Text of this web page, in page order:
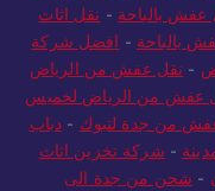
عفش بالباحة - نقل اثاث
بالباحة - افضل شركة
- نقل عفش من الرياض
عفش من الرياض لخميس
من جدة لتبوك - دباب
- شركة تخزين اثاث
- شحن من جدة الى